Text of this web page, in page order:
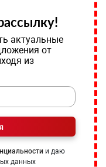
актуальные
от
из
и даю
данных